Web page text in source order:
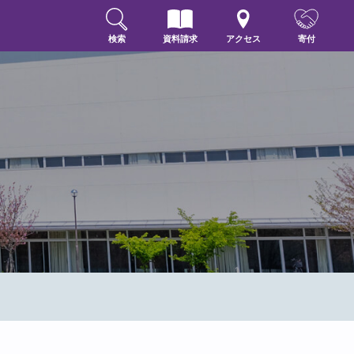
検索 資料請求 アクセス 寄付